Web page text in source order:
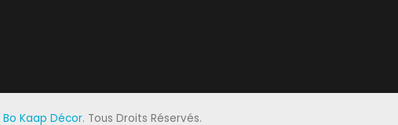
Bo Kaap Décor. Tous Droits Réservés.